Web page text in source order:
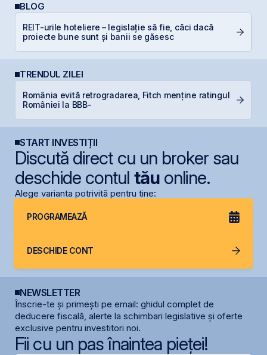
BLOG
REIT-urile hoteliere – legislație să fie, căci dacă
proiecte bune sunt și banii se găsesc
TRENDUL ZILEI
România evită retrogradarea, Fitch menține ratingul
României la BBB-
START INVESTIȚII
Discută direct cu un broker sau
deschide contul tăuonline.
Alege varianta potrivită pentru tine:
PROGRAMEAZĂ
DESCHIDE CONT
NEWSLETTER
Înscrie-te și primești pe email: ghidul complet de
deducere fiscală, alerte la schimbari legislative și oferte
exclusive pentru investitori noi.
Fii cu un pas înaintea pieței!